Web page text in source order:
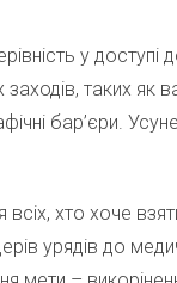
у доступі
таких як
бар’єри.
всіх, хто хоче
урядів до